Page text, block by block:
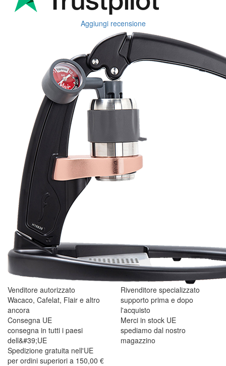
Aggiungi recensione
Venditore autorizzato
Wacaco, Cafelat, Flair e altro
ancora
Rivenditore specializzato
supporto prima e dopo
l'acquisto
Consegna UE
consegna in tutti i paesi
dell&#39;UE
Merci in stock UE
spediamo dal nostro
magazzino
Spedizione gratuita nell'UE
per ordini superiori a 150,00 €